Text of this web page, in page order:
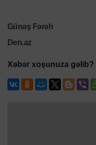
Günəş Fərəh
Den.az
Xəbər xoşunuza gəlib?